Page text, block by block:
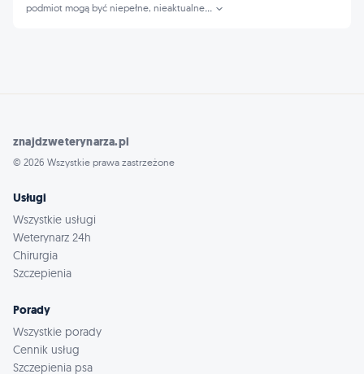
podmiot mogą być niepełne, nieaktualne
znajdzweterynarza.pl
© 2026 Wszystkie prawa zastrzeżone
Usługi
Wszystkie usługi
Weterynarz 24h
Chirurgia
Szczepienia
Porady
Wszystkie porady
Cennik usług
Szczepienia psa